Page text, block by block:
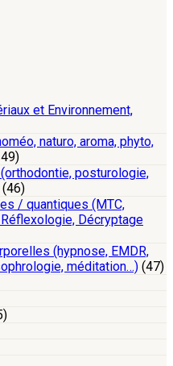
et Environnement,
naturo, aroma, phyto,
posturologie,
(46)
/ quantiques (MTC,
Décryptage
(hypnose, EMDR,
méditation…) (47)